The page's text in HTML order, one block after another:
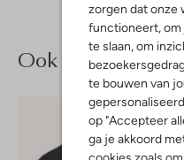
zorgen dat onze
functioneert,
te slaan, om
te bouwen van
op "Accepteer
ga je akkoord
cookies zoals
Ook iets voor jou?